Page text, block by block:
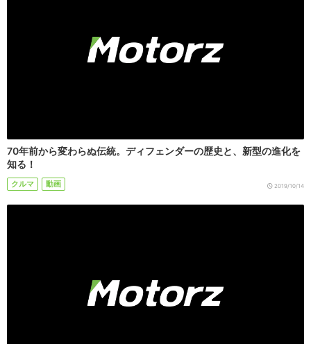
70年前から変わらぬ伝統。ディフェンダーの歴史と、新型の進化を
知る！
クルマ 動画 2019/10/14